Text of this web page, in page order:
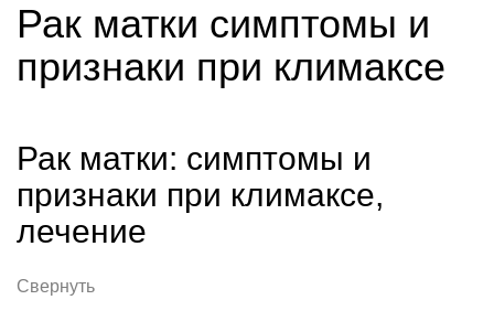
Рак матки симптомы и
признаки при климаксе
Рак матки: симптомы и
признаки при климаксе,
лечение
Свернуть